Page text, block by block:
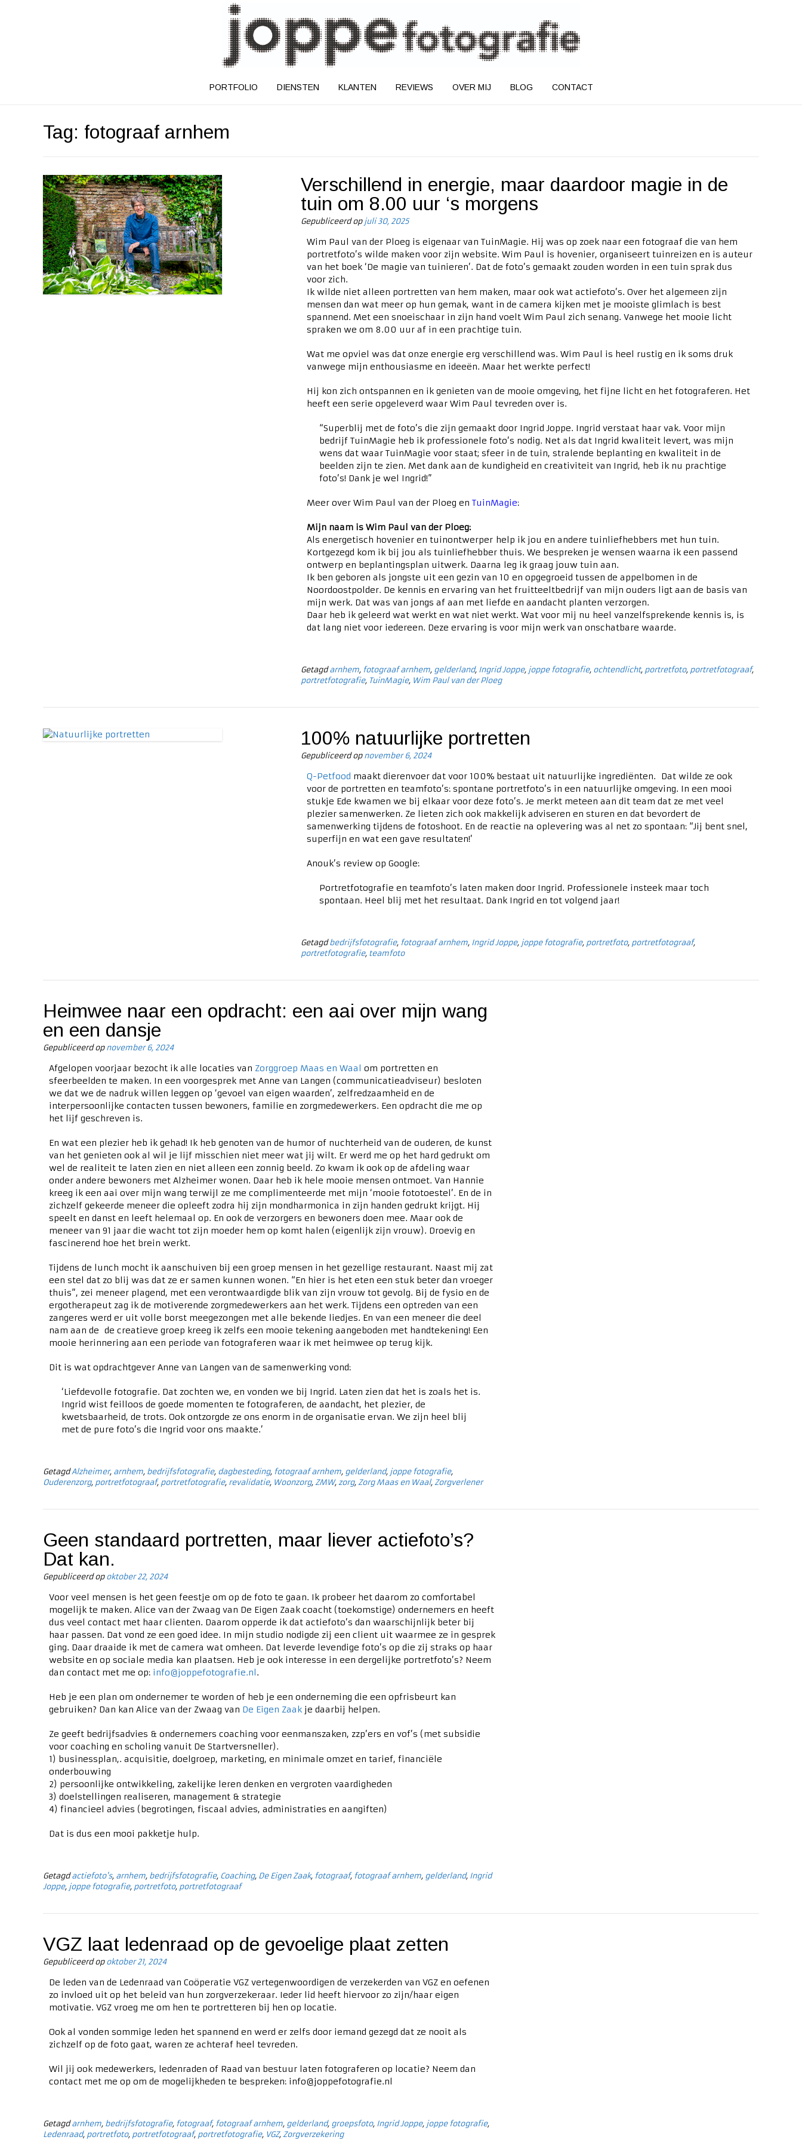
PORTFOLIO DIENSTEN KLANTEN REVIEWS OVER MIJ BLOG CONTACT
Tag: fotograaf arnhem
Verschillend in energie, maar daardoor magie in de
tuin om 8.00 uur ‘s morgens
Gepubliceerd op juli 30, 2025
Wim Paul van der Ploeg is eigenaar van TuinMagie. Hij was op zoek naar een fotograaf die van hem
portretfoto’s wilde maken voor zijn website. Wim Paul is hovenier, organiseert tuinreizen en is auteur
van het boek ‘De magie van tuinieren’. Dat de foto’s gemaakt zouden worden in een tuin sprak dus
voor zich.
Ik wilde niet alleen portretten van hem maken, maar ook wat actiefoto’s. Over het algemeen zijn
mensen dan wat meer op hun gemak, want in de camera kijken met je mooiste glimlach is best
spannend. Met een snoeischaar in zijn hand voelt Wim Paul zich senang. Vanwege het mooie licht
spraken we om 8.00 uur af in een prachtige tuin.
Wat me opviel was dat onze energie erg verschillend was. Wim Paul is heel rustig en ik soms druk
vanwege mijn enthousiasme en ideeën. Maar het werkte perfect!
Hij kon zich ontspannen en ik genieten van de mooie omgeving, het fijne licht en het fotograferen. Het
heeft een serie opgeleverd waar Wim Paul tevreden over is.
“Superblij met de foto’s die zijn gemaakt door Ingrid Joppe. Ingrid verstaat haar vak. Voor mijn
bedrijf TuinMagie heb ik professionele foto’s nodig. Net als dat Ingrid kwaliteit levert, was mijn
wens dat waar TuinMagie voor staat; sfeer in de tuin, stralende beplanting en kwaliteit in de
beelden zijn te zien. Met dank aan de kundigheid en creativiteit van Ingrid, heb ik nu prachtige
foto’s! Dank je wel Ingrid!”
Meer over Wim Paul van der Ploeg en TuinMagie:
Mijn naam is Wim Paul van der Ploeg:
Als energetisch hovenier en tuinontwerper help ik jou en andere tuinliefhebbers met hun tuin.
Kortgezegd kom ik bij jou als tuinliefhebber thuis. We bespreken je wensen waarna ik een passend
ontwerp en beplantingsplan uitwerk. Daarna leg ik graag jouw tuin aan.
Ik ben geboren als jongste uit een gezin van 10 en opgegroeid tussen de appelbomen in de
Noordoostpolder. De kennis en ervaring van het fruitteeltbedrijf van mijn ouders ligt aan de basis van
mijn werk. Dat was van jongs af aan met liefde en aandacht planten verzorgen.
Daar heb ik geleerd wat werkt en wat niet werkt. Wat voor mij nu heel vanzelfsprekende kennis is, is
dat lang niet voor iedereen. Deze ervaring is voor mijn werk van onschatbare waarde.
Getagdarnhem, fotograaf arnhem, gelderland, Ingrid Joppe, joppe fotografie, ochtendlicht, portretfoto, portretfotograaf,
portretfotografie, TuinMagie, Wim Paul van der Ploeg
100% natuurlijke portretten
Gepubliceerd op november 6, 2024
Q-Petfood maakt dierenvoer dat voor 100% bestaat uit natuurlijke ingrediënten. Dat wilde ze ook
voor de portretten en teamfoto’s: spontane portretfoto’s in een natuurlijke omgeving. In een mooi
stukje Ede kwamen we bij elkaar voor deze foto’s. Je merkt meteen aan dit team dat ze met veel
plezier samenwerken. Ze lieten zich ook makkelijk adviseren en sturen en dat bevordert de
samenwerking tijdens de fotoshoot. En de reactie na oplevering was al net zo spontaan: “Jij bent snel,
superfijn en wat een gave resultaten!’
Anouk’s review op Google:
Portretfotografie en teamfoto’s laten maken door Ingrid. Professionele insteek maar toch
spontaan. Heel blij met het resultaat. Dank Ingrid en tot volgend jaar!
Getagdbedrijfsfotografie, fotograaf arnhem, Ingrid Joppe, joppe fotografie, portretfoto, portretfotograaf,
portretfotografie, teamfoto
Heimwee naar een opdracht: een aai over mijn wang
en een dansje
Gepubliceerd op november 6, 2024
Afgelopen voorjaar bezocht ik alle locaties van Zorggroep Maas en Waal
om portretten en
sfeerbeelden te maken. In een voorgesprek met Anne van Langen (communicatieadviseur) besloten
we dat we de nadruk willen leggen op ‘gevoel van eigen waarden’, zelfredzaamheid en de
interpersoonlijke contacten tussen bewoners, familie en zorgmedewerkers. Een opdracht die me op
het lijf geschreven is.
En wat een plezier heb ik gehad! Ik heb genoten van de humor of nuchterheid van de ouderen, de kunst
van het genieten ook al wil je lijf misschien niet meer wat jij wilt. Er werd me op het hard gedrukt om
wel de realiteit te laten zien en niet alleen een zonnig beeld. Zo kwam ik ook op de afdeling waar
onder andere bewoners met Alzheimer wonen. Daar heb ik hele mooie mensen ontmoet. Van Hannie
kreeg ik een aai over mijn wang terwijl ze me complimenteerde met mijn ‘mooie fototoestel’. En de in
zichzelf gekeerde meneer die opleeft zodra hij zijn mondharmonica in zijn handen gedrukt krijgt. Hij
speelt en danst en leeft helemaal op. En ook de verzorgers en bewoners doen mee. Maar ook de
meneer van 91 jaar die wacht tot zijn moeder hem op komt halen (eigenlijk zijn vrouw). Droevig en
fascinerend hoe het brein werkt.
Tijdens de lunch mocht ik aanschuiven bij een groep mensen in het gezellige restaurant. Naast mij zat
een stel dat zo blij was dat ze er samen kunnen wonen. “En hier is het eten een stuk beter dan vroeger
thuis”, zei meneer plagend, met een verontwaardigde blik van zijn vrouw tot gevolg. Bij de fysio en de
ergotherapeut zag ik de motiverende zorgmedewerkers aan het werk. Tijdens een optreden van een
zangeres werd er uit volle borst meegezongen met alle bekende liedjes. En van een meneer die deel
nam aan de de creatieve groep kreeg ik zelfs een mooie tekening aangeboden met handtekening! Een
mooie herinnering aan een periode van fotograferen waar ik met heimwee op terug kijk.
Dit is wat opdrachtgever Anne van Langen van de samenwerking vond:
‘Liefdevolle fotografie. Dat zochten we, en vonden we bij Ingrid. Laten zien dat het is zoals het is.
Ingrid wist feilloos de goede momenten te fotograferen, de aandacht, het plezier, de
kwetsbaarheid, de trots. Ook ontzorgde ze ons enorm in de organisatie ervan. We zijn heel blij
met de pure foto’s die Ingrid voor ons maakte.’
GetagdAlzheimer, arnhem, bedrijfsfotografie, dagbesteding, fotograaf arnhem, gelderland, joppe fotografie,
Ouderenzorg, portretfotograaf, portretfotografie, revalidatie, Woonzorg, ZMW, zorg, Zorg Maas en Waal, Zorgverlener
Geen standaard portretten, maar liever actiefoto’s?
Dat kan.
Gepubliceerd op oktober 22, 2024
Voor veel mensen is het geen feestje om op de foto te gaan. Ik probeer het daarom zo comfortabel
mogelijk te maken. Alice van der Zwaag van De Eigen Zaak coacht (toekomstige) ondernemers en heeft
dus veel contact met haar clienten. Daarom opperde ik dat actiefoto’s dan waarschijnlijk beter bij
haar passen. Dat vond ze een goed idee. In mijn studio nodigde zij een client uit waarmee ze in gesprek
ging. Daar draaide ik met de camera wat omheen. Dat leverde levendige foto’s op die zij straks op haar
website en op sociale media kan plaatsen. Heb je ook interesse in een dergelijke portretfoto’s? Neem
dan contact met me op: info@joppefotografie.nl .
Heb je een plan om ondernemer te worden of heb je een onderneming die een opfrisbeurt kan
gebruiken? Dan kan Alice van der Zwaag van De Eigen Zaak je daarbij helpen.
Ze geeft bedrijfsadvies & ondernemers coaching voor eenmanszaken, zzp’ers en vof’s (met subsidie
voor coaching en scholing vanuit De Startversneller).
1) businessplan,. acquisitie, doelgroep, marketing, en minimale omzet en tarief, financiële
onderbouwing
2) persoonlijke ontwikkeling, zakelijke leren denken en vergroten vaardigheden
3) doelstellingen realiseren, management & strategie
4) financieel advies (begrotingen, fiscaal advies, administraties en aangiften)
Dat is dus een mooi pakketje hulp.
Getagdactiefoto's, arnhem, bedrijfsfotografie, Coaching, De Eigen Zaak, fotograaf, fotograaf arnhem, gelderland, Ingrid
Joppe, joppe fotografie, portretfoto, portretfotograaf
VGZ laat ledenraad op de gevoelige plaat zetten
Gepubliceerd op oktober 21, 2024
De leden van de Ledenraad van Coöperatie VGZ vertegenwoordigen de verzekerden van VGZ en oefenen
zo invloed uit op het beleid van hun zorgverzekeraar. Ieder lid heeft hiervoor zo zijn/haar eigen
motivatie. VGZ vroeg me om hen te portretteren bij hen op locatie.
Ook al vonden sommige leden het spannend en werd er zelfs door iemand gezegd dat ze nooit als
zichzelf op de foto gaat, waren ze achteraf heel tevreden.
Wil jij ook medewerkers, ledenraden of Raad van bestuur laten fotograferen op locatie? Neem dan
contact met me op om de mogelijkheden te bespreken: info@joppefotografie.nl
Getagdarnhem, bedrijfsfotografie, fotograaf, fotograaf arnhem, gelderland, groepsfoto, Ingrid Joppe, joppe fotografie,
Ledenraad, portretfoto, portretfotograaf, portretfotografie, VGZ, Zorgverzekering